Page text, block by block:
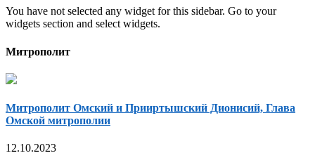
You have not selected any widget for this sidebar. Go to your
widgets section and select widgets.
Митрополит
Митрополит Омский и Прииртышский Дионисий, Глава
Омской митрополии
12.10.2023